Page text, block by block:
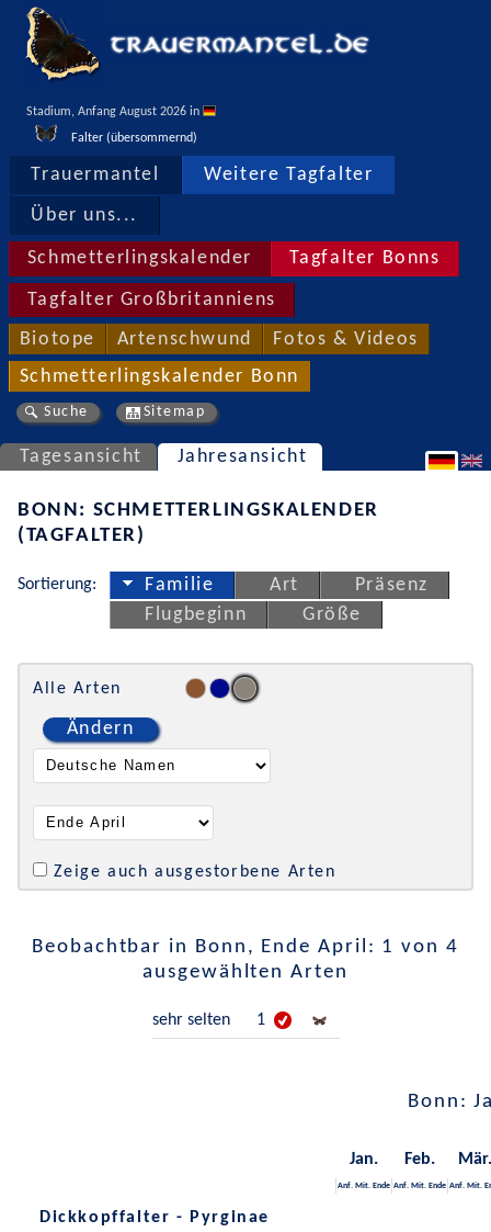
Stadium, Anfang August 2026 in
Falter (übersommernd)
Trauermantel Weitere Tagfalter
Über uns...
Schmetterlingskalender Tagfalter Bonns
Tagfalter Großbritanniens
Biotope Artenschwund Fotos & Videos
Schmetterlingskalender Bonn
Suche Sitemap
Tagesansicht Jahresansicht
BONN: SCHMETTERLINGSKALENDER
(TAGFALTER)
Sortierung: Familie Art
Präsenz
Flugbeginn
Größe
Alle Arten
Ändern
Zeige auch ausgestorbene Arten
Beobachtbar in Bonn, Ende April: 1 von 4
ausgewählten Arten
sehr selten 1
Bonn:
Jan. Feb. Mär.
Anf. Mit. Ende Anf. Mit. Ende Anf. Mit.
Dickkopffalter - Pyrginae